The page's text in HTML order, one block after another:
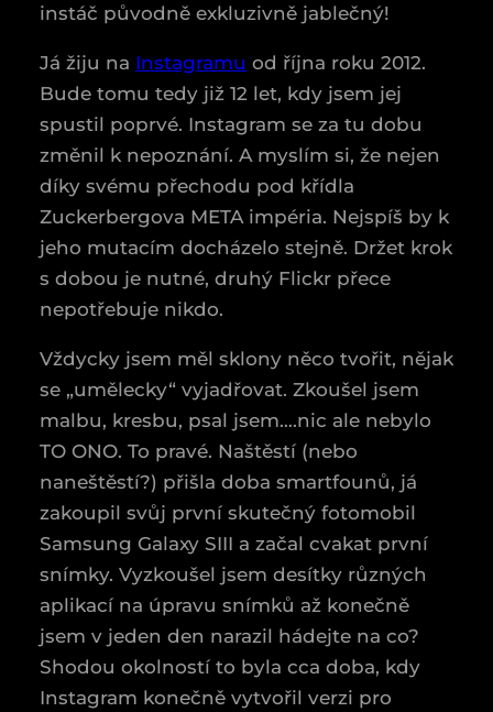
instáč původně exkluzivně jablečný!
Já žiju na Instagramu od října roku 2012.
Bude tomu tedy již 12 let, kdy jsem jej
spustil poprvé. Instagram se za tu dobu
změnil k nepoznání. A myslím si, že nejen
díky svému přechodu pod křídla
Zuckerbergova META impéria. Nejspíš by k
jeho mutacím docházelo stejně. Držet krok
s dobou je nutné, druhý Flickr přece
nepotřebuje nikdo.
Vždycky jsem měl sklony něco tvořit, nějak
se „umělecky“ vyjadřovat. Zkoušel jsem
malbu, kresbu, psal jsem….nic ale nebylo
TO ONO. To pravé. Naštěstí (nebo
naneštěstí?) přišla doba smartfounů, já
zakoupil svůj první skutečný fotomobil
Samsung Galaxy SIII a začal cvakat první
snímky. Vyzkoušel jsem desítky různých
aplikací na úpravu snímků až konečně
jsem v jeden den narazil hádejte na co?
Shodou okolností to byla cca doba, kdy
Instagram konečně vytvořil verzi pro